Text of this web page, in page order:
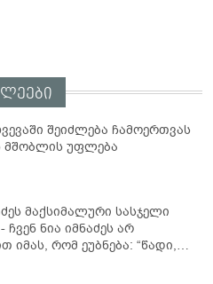
შეიძლება ჩამოერთვას
მშობლის უფლება
მაქსიმალური სასჯელი
ჩვენ ნია იმნაძეს არ
იმას, რომ ეუბნება: “წადი,
დაკვეთაა, ჩვენ ვამბობთ,